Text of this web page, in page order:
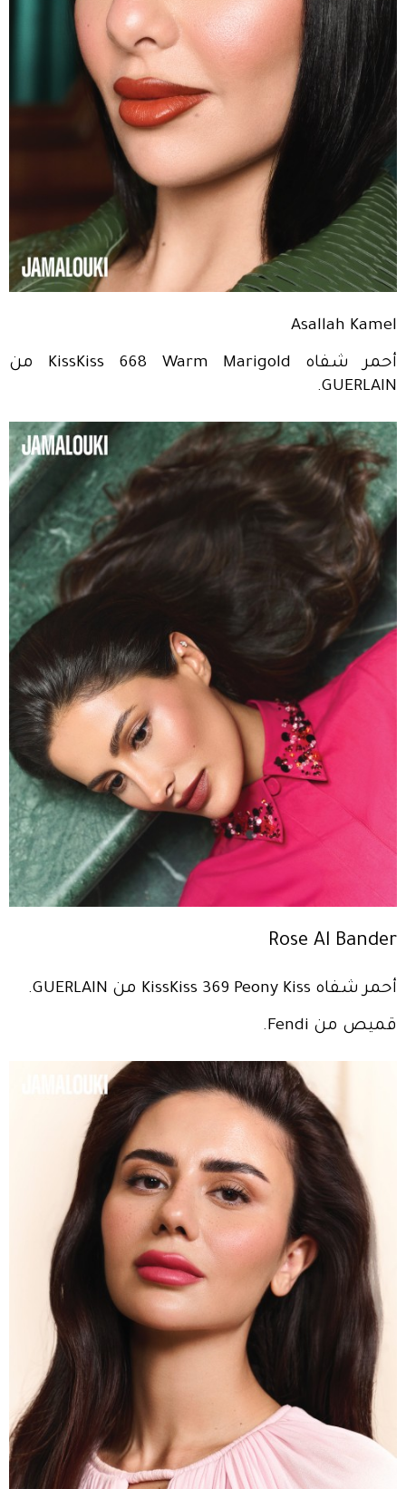
Asallah Kamel
أحمر شفاه KissKiss 668 Warm Marigold من
GUERLAIN.
Rose Al Bander
أحمر شفاه KissKiss 369 Peony Kiss من GUERLAIN.
قميص من Fendi.